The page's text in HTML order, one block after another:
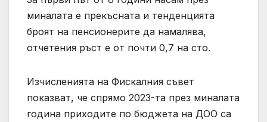
миналата е прекъсната и тенденцията
броят на пенсионерите да намалява,
отчетения ръст е от почти 0,7 на сто.
Изчисленията на Фискалния съвет
показват, че спрямо 2023-та през миналата
година приходите по бюджета на ДОО са